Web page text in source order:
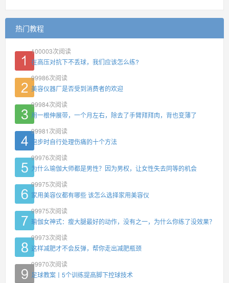
热门教程
100003次阅读
在高压对抗下不丢球，我们应该怎么练?
99986次阅读
美容仪器厂是否受到消费者的欢迎
99984次阅读
用一根伸展带，一个月左右，除去了手臂拜拜肉，背也变薄了
99981 次阅读
跑步时自行处理伤痛的十个方法
99976次阅读
为什么瑜伽大师都是男性？因为男权，让女性失去同等的机会
99975次阅读
家用美容仪都有哪些 该怎么选择家用美容仪
99975次阅读
瑜伽女神式：瘦大腿最好的动作，没有之一，为什么你练了没效果？
99973次阅读
这样减肥才不会反弹，帮你走出减肥瓶颈
99970次阅读
足球教案丨5个训练提高脚下控球技术